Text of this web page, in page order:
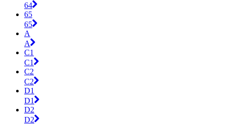
64
65
65
A
A
C1
C1
C2
C2
D1
D1
D2
D2